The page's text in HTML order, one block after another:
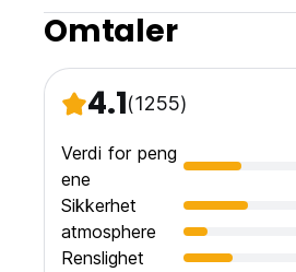
Omtaler
4.1(1255)
Verdi for peng
ene
Sikkerhet
atmosphere
Renslighet